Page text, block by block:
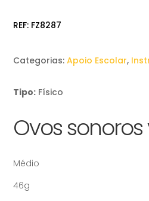
REF: FZ8287
Categorias:Apoio Escolar,
Tipo: Físico
Ovos
Médio
46g